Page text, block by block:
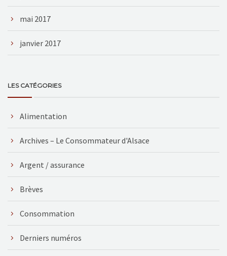
mai 2017
janvier 2017
LES CATÉGORIES
Alimentation
Archives – Le Consommateur d'Alsace
Argent / assurance
Brèves
Consommation
Derniers numéros